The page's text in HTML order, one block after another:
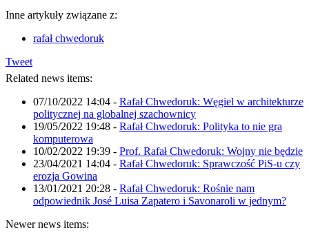
Inne artykuły związane z:
rafał chwedoruk
Tweet
Related news items:
07/10/2022 14:04 - Rafał Chwedoruk: Węgiel w architekturze
politycznej na globalnej szachownicy
19/05/2022 19:48 - Rafał Chwedoruk: Polityka to nie gra
komputerowa
10/02/2022 19:39 - Prof. Rafał Chwedoruk: Wojny nie będzie
23/04/2021 14:04 - Rafał Chwedoruk: Sprawczość PiS-u czy
erozja Gowina
13/01/2021 20:28 - Rafał Chwedoruk: Rośnie nam
odpowiednik José Luisa Zapatero i Savonaroli w jednym?
Newer news items: